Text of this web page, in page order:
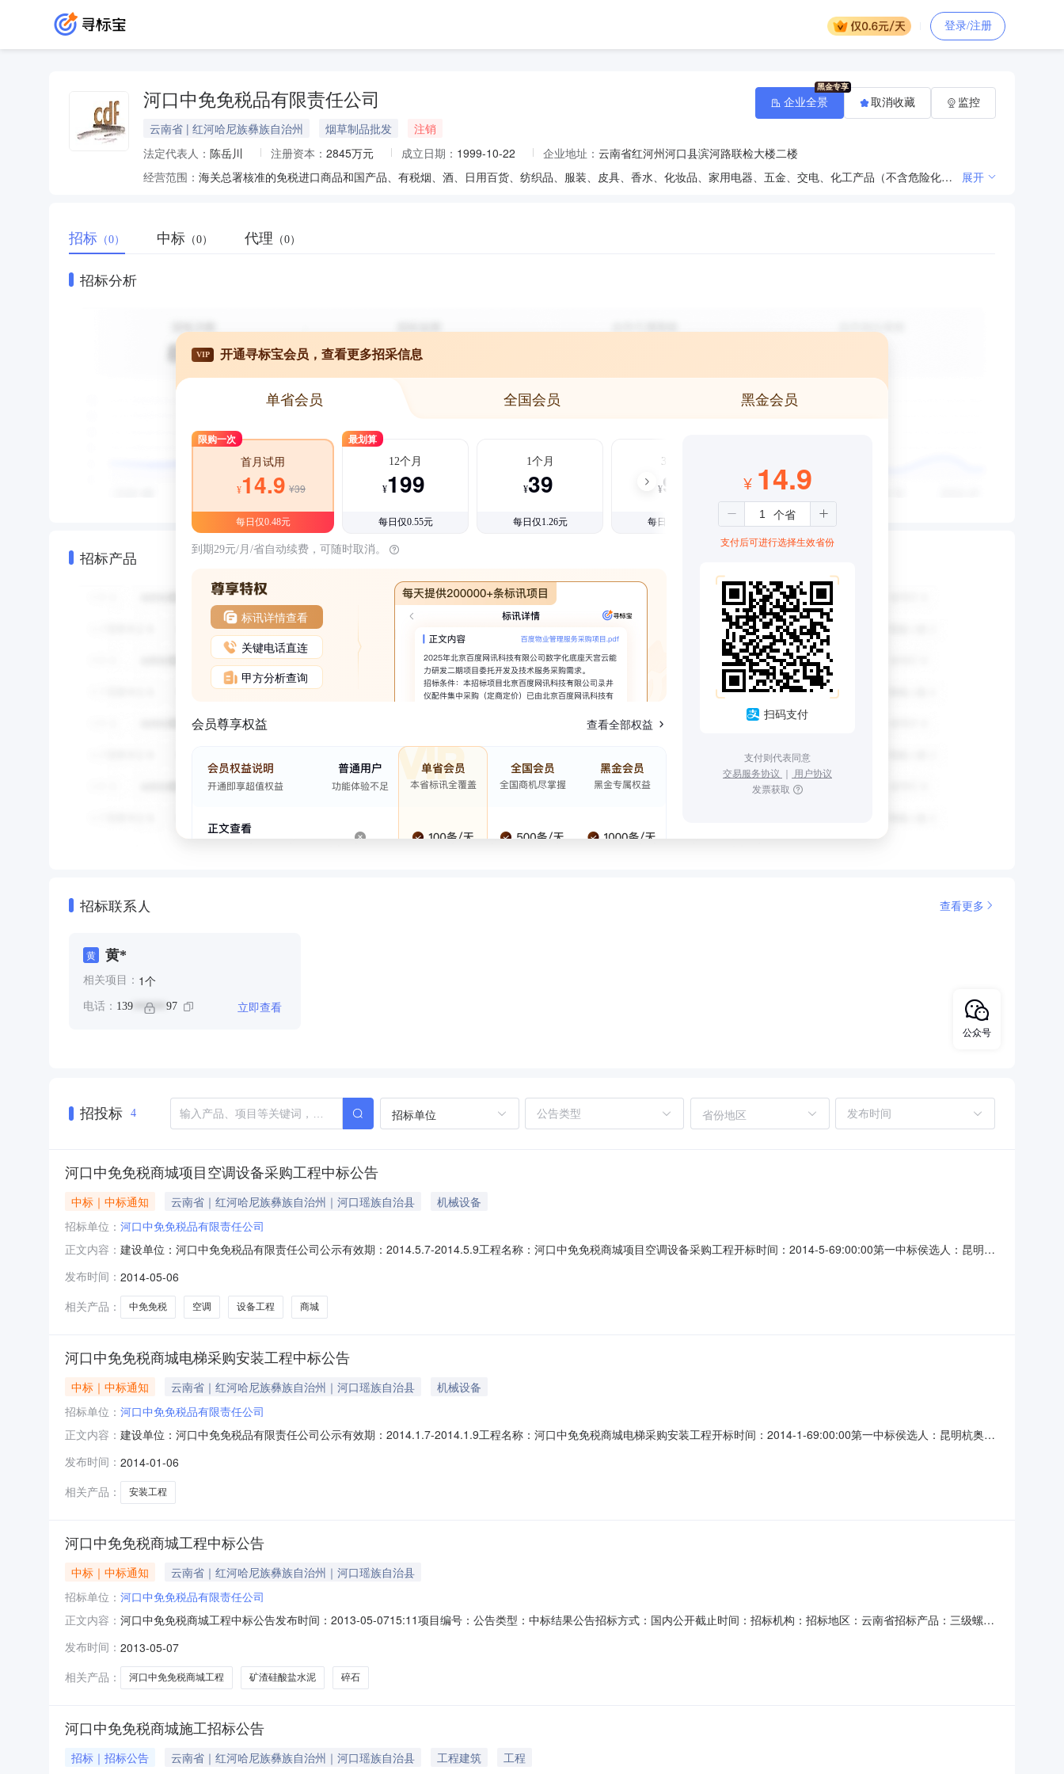
登录/注册
河口中免免税品有限责任公司
云南省 | 红河哈尼族彝族自治州 烟草制品批发
注销
法定代表人： 陈岳川 注册资本： 2845万元 成立日期： 1999-10-22 企业地址： 云南省红河州河口县滨河路联检大楼二楼
经营范围：
海关总署核准的免税进口商品和国产品、有税烟、酒、日用百货、纺织品、服装、皮具、香水、化妆品、家用电器、五金、交电、化工产品（不含危险化学品）、预包装食品的销售（依法须经批准的项目，经相关部门批准后方可开展经营活动） 展开
企业全景 取消收藏 监控
招标 （0） 中标 （0） 代理 （0）
招标分析
招标产品
VIP 开通寻标宝会员，查看更多招采信息
单省会员 全国会员 黑金会员
限购一次
首月试用
¥14.9 ¥39
每日仅0.48元
最划算
12个月
¥199
每日仅0.55元
1个月
¥39
每日仅1.26元
3个月
¥99
每日仅1.08元
到期29元/月/省自动续费，可随时取消。
标讯详情查看
关键电话直连
甲方分析查询
会员尊享权益 查看全部权益
¥ 14.9
支付后可进行选择生效省份
扫码支付
支付则代表同意
交易服务协议 ｜ 用户协议
发票获取
招标联系人 查看更多
黄 黄*
相关项目： 1个
电话： 139 ****** 97 立即查看
招投标 4 招标单位 省份地区
河口中免免税商城项目空调设备采购工程中标公告
中标｜中标通知 云南省｜红河哈尼族彝族自治州｜河口瑶族自治县
机械设备
招标单位： 河口中免免税品有限责任公司
正文内容： 建设单位：河口中免免税品有限责任公司公示有效期：2014.5.7-2014.5.9工程名称：河口中免免税商城项目空调设备采购工程开标时间：2014-5-69:00:00第一中标侯选人：昆明怡
良招标方式：邀请评标办法：综合评估法工程类别：采购安装建设规模：空调总冷量不少于460km2-->结构类型：安装开标地点：河口县共公资源交易中心工期：(天)60计划开竣工
时
发布时间： 2014-05-06
相关产品：
中免免税 空调 设备工程 商城
河口中免免税商城电梯采购安装工程中标公告
中标｜中标通知 云南省｜红河哈尼族彝族自治州｜河口瑶族自治县
机械设备
招标单位： 河口中免免税品有限责任公司
正文内容： 建设单位：河口中免免税品有限责任公司公示有效期：2014.1.7-2014.1.9工程名称：河口中免免税商城电梯采购安装工程开标时间：2014-1-69:00:00第一中标侯选人：昆明杭奥电
邀请评标办法：综合评估法工程类别：采购安装建设规模：升降电梯3部、自动扶梯1部2-->结构类型：电梯安装开标地点：河口县共公资源交易中心工期：(天)30计划开竣工时间：/
招
发布时间： 2014-01-06
相关产品：
安装工程
河口中免免税商城工程中标公告
中标｜中标通知
云南省｜红河哈尼族彝族自治州｜河口瑶族自治县
招标单位： 河口中免免税品有限责任公司
正文内容： 河口中免免税商城工程中标公告发布时间：2013-05-0715:11项目编号：公告类型：中标结果公告招标方式：国内公开截止时间：招标机构：招标地区：云南省招标产品：三级螺纹
2013-5-79:44:37第一中标侯选人：浙江凌云建设工程有限公司项目负责人：蔡仁健第二中标侯选人：四川省恒沣建设工程有限公司项目负责人：邓亮第三中标侯选人：红河建设集
团
发布时间： 2013-05-07
相关产品：
河口中免免税商城工程 矿渣硅酸盐水泥 碎石
河口中免免税商城施工招标公告
招标｜招标公告 云南省｜红河哈尼族彝族自治州｜河口瑶族自治县 工程建筑
工程
公众号